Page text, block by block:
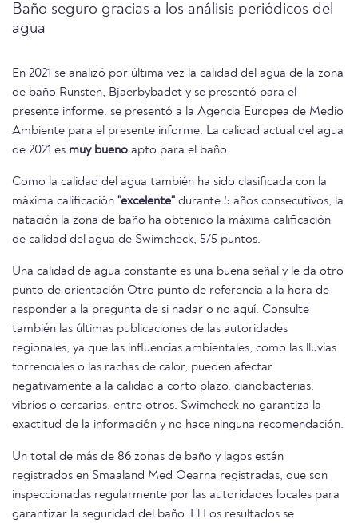
Baño seguro gracias a los análisis periódicos del
agua
En 2021 se analizó por última vez la calidad del agua de la zona
de baño Runsten, Bjaerbybadet y se presentó para el
presente informe. se presentó a la Agencia Europea de Medio
Ambiente para el presente informe. La calidad actual del agua
de 2021 es muy bueno apto para el baño.
Como la calidad del agua también ha sido clasificada con la
máxima calificación "excelente" durante 5 años consecutivos, la
natación la zona de baño ha obtenido la máxima calificación
de calidad del agua de Swimcheck, 5/5 puntos.
Una calidad de agua constante es una buena señal y le da otro
punto de orientación Otro punto de referencia a la hora de
responder a la pregunta de si nadar o no aquí. Consulte
también las últimas publicaciones de las autoridades
regionales, ya que las influencias ambientales, como las lluvias
torrenciales o las rachas de calor, pueden afectar
negativamente a la calidad a corto plazo. cianobacterias,
vibrios o cercarias, entre otros. Swimcheck no garantiza la
exactitud de la información y no hace ninguna recomendación.
Un total de más de 86 zonas de baño y lagos están
registrados en Smaaland Med Oearna registradas, que son
inspeccionadas regularmente por las autoridades locales para
garantizar la seguridad del baño. El Los resultados se